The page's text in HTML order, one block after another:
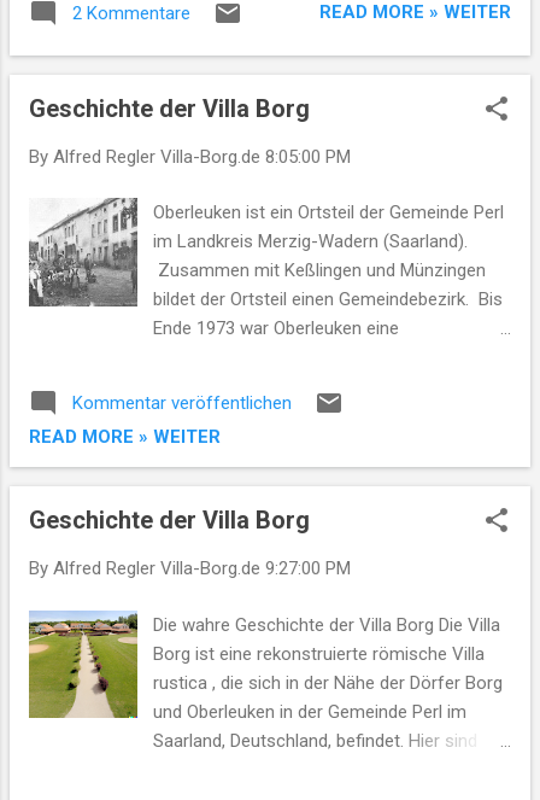
2. Einfluss auf erneuerbare Energien: Der
könnte Investitionen in erneuerbare Energi...
Verdummungstheorien befassen sich oft
mit der absichtlichen oder unabsichtlichen
Manipulation der Wahrnehmung der
Zustand von Unwissenheit oder
Theorien auf die Villa Borg angewendet
werden könnten: Kapitel 1: Die
sie ein romantisiertes und vereinfachtes Bild
der römischen Geschichte vermitteln, um die
Bewunderung und Nostalgie zu halten,
anstatt sie zu kritischem...
2 Kommentare READ MORE » WEITER
Geschichte der Villa Borg
By Alfred Regler Villa-Borg.de 8:05:00 PM
Oberleuken ist ein Ortsteil der Gemeinde Perl
im Landkreis Merzig-Wadern (Saarland).
Zusammen mit Keßlingen und Münzingen
bildet der Ortsteil einen Gemeindebezirk. Bis
Ende 1973 war Oberleuken eine
stammt aus dem Jahr 964. In einem
Prekarie-Vertrag (Landleihe-Vertrag) übergab
der Gaugraf Siegfried dem Trierer Erzbischof
Wiesen) nebst 7 Hörigen (Untertanen) zu
„Odowines luica“ (Oberleuken) im Saargau.
(1126) und „Luke“ (1255) und erst 1533
„Oberleuken“. Im Mittelalter war der
Leukbach einmal Grenzfluss. So gehörten die
Einwohner auf der linken Seite der Leuk zum
Kurfürstentum Trier und die rechts der Leuk
Kommentar veröffentlichen
READ MORE » WEITER
Geschichte der Villa Borg
By Alfred Regler Villa-Borg.de 9:27:00 PM
Die wahre Geschichte der Villa Borg Die Villa
Borg ist eine rekonstruierte römische Villa
rustica , die sich in der Nähe der Dörfer Borg
und Oberleuken in der Gemeinde Perl im
Saarland, Deutschland, befindet. Hier sind